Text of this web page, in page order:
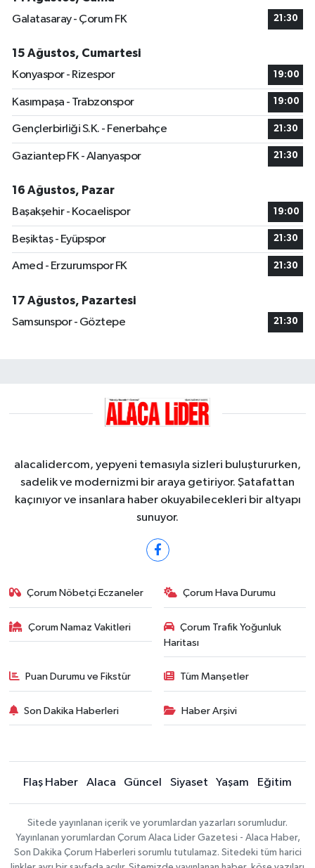
Galatasaray - Çorum FK
21:30
15 Ağustos, Cumartesi
Konyaspor - Rizespor
19:00
Kasımpaşa - Trabzonspor 19:00
Gençlerbirliği S.K. - Fenerbahçe 21:30
Gaziantep FK - Alanyaspor 21:30
16 Ağustos, Pazar
Başakşehir - Kocaelispor
19:00
Beşiktaş - Eyüpspor 21:30
Amed - Erzurumspor FK 21:30
17 Ağustos, Pazartesi
Samsunspor - Göztepe
21:30
alacalidercom, yepyeni temasıyla sizleri buluştururken,
sadelik ve modernizmi bir araya getiriyor. Şatafattan
kaçınıyor ve insanlara haber okuyabilecekleri bir altyapı
sunuyor.
Çorum Nöbetçi Eczaneler Çorum Hava Durumu
Çorum Namaz Vakitleri
Çorum Trafik Yoğunluk
Haritası
Puan Durumu ve Fikstür Tüm Manşetler
Son Dakika Haberleri Haber Arşivi
Flaş Haber Alaca Güncel Siyaset Yaşam Eğitim
Sitede yayınlanan içerik ve yorumlardan yazarları sorumludur.
Yayınlanan yorumlardan Çorum Alaca Lider Gazetesi - Alaca Haber,
Son Dakika Çorum Haberleri sorumlu tutulamaz. Sitedeki tüm harici